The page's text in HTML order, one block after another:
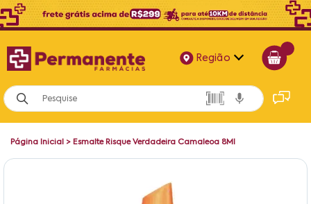
Região
Alagoas
Bahia
Página Inicial > Esmalte Risque Verdadeira Camaleoa 8Ml